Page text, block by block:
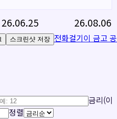
26.06.25 26.08.06
스크린샷 저장 전화걸기이 금고 공
금리(이
정렬